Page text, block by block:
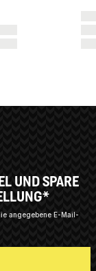
UND SPARE
angegebene E-Mail-